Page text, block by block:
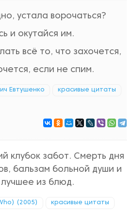
устала ворочаться?
и окутайся им.
всё то, что захочется,
если не спим.
Евтушенко красивые цитаты
клубок забот. Смерть дня
бальзам больной души и
из блюд.
(2005) красивые цитаты